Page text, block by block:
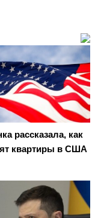
рассказала, как
квартиры в США